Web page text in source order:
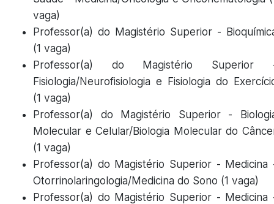
vaga)
Professor(a) do Magistério Superior -
(1 vaga)
Professor(a) do Magistério Superior
Fisiologia/Neurofisiologia e Fisiologia do
(1 vaga)
Professor(a) do Magistério Superior -
Molecular e Celular/Biologia Molecular do
(1 vaga)
Professor(a) do Magistério Superior - Medicina
Otorrinolaringologia/Medicina do Sono (1 vaga)
Professor(a) do Magistério Superior - Medicina